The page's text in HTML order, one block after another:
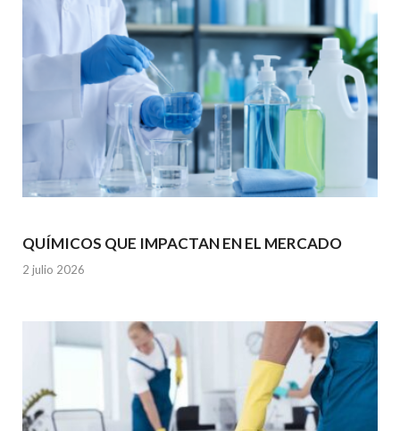
QUÍMICOS QUE IMPACTAN EN EL MERCADO
2 julio 2026